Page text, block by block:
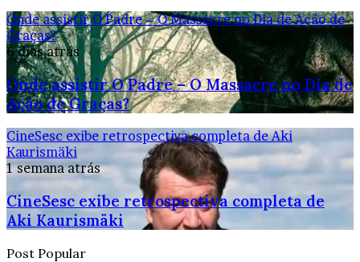
Onde assistir O Padre – O Massacre no Dia de Ação de
Graças?
6 dias atrás
Onde assistir O Padre – O Massacre no Dia de
Ação de Graças?
CineSesc exibe retrospectiva completa de Aki
Kaurismäki
1 semana atrás
CineSesc exibe retrospectiva completa de
Aki Kaurismäki
Post Popular